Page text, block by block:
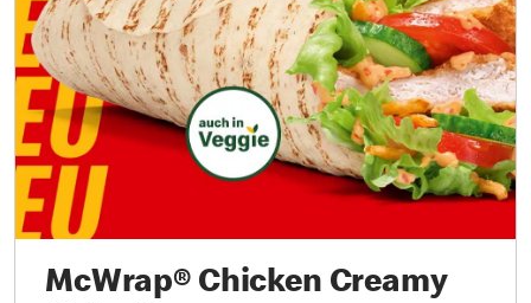
McWrap® Chicken Creamy